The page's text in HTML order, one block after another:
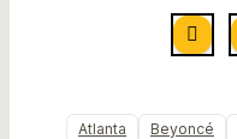
Atlanta Beyoncé